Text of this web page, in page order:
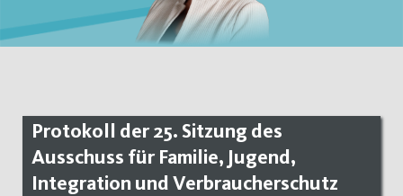
Protokoll der 25. Sitzung des
Ausschuss für Familie, Jugend,
Integration und Verbraucherschutz